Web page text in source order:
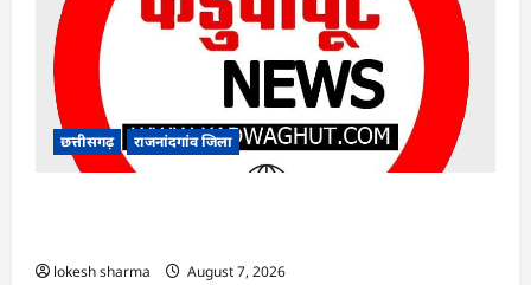
छत्तीसगढ़ राजनांदगांव जिला
lokesh sharma August 7, 2026